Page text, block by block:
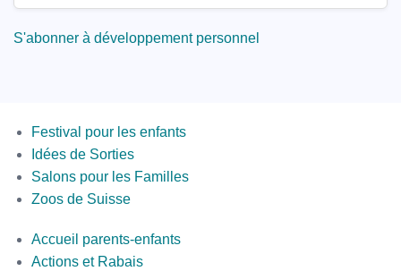
S'abonner à développement personnel
Menus
Festival pour les enfants
Idées de Sorties
Salons pour les Familles
Zoos de Suisse
Second
Bottom
Accueil parents-enfants
Actions et Rabais